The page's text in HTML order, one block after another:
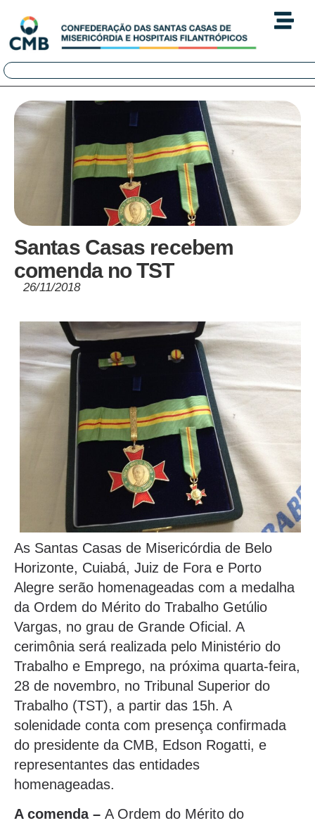
Santas Casas recebem
comenda no TST
26/11/2018
As Santas Casas de Misericórdia de Belo
Horizonte, Cuiabá, Juiz de Fora e Porto
Alegre serão homenageadas com a medalha
da Ordem do Mérito do Trabalho Getúlio
Vargas, no grau de Grande Oficial. A
cerimônia será realizada pelo Ministério do
Trabalho e Emprego, na próxima quarta-feira,
28 de novembro, no Tribunal Superior do
Trabalho (TST), a partir das 15h. A
solenidade conta com presença confirmada
do presidente da CMB, Edson Rogatti, e
representantes das entidades
homenageadas.
A comenda – A Ordem do Mérito do